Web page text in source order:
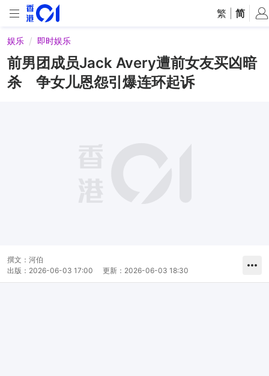
繁 简
娱乐 即时娱乐
前男团成员Jack Avery遭前女友买凶暗
杀 争女儿恩怨引爆连环起诉
撰文： 河伯
出版： 2026-06-03 17:00 更新： 2026-06-03 18:30